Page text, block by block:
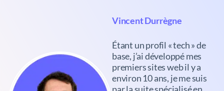
Vincent Durrègne
Étant un profil « tech » de
base, j’ai développé mes
premiers sites web il y a
environ 10 ans, je me suis
par la suite spécialisé en